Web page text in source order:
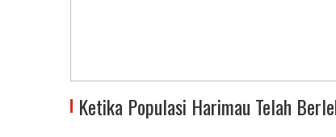
Ketika Populasi Harimau Telah